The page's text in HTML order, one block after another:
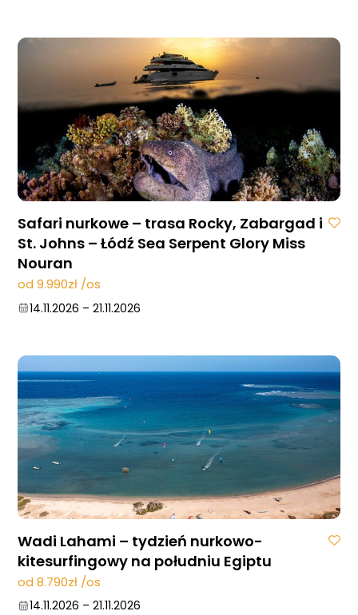
Safari nurkowe – trasa Rocky, Zabargad i
St. Johns – Łódź Sea Serpent Glory Miss
Nouran
od 9.990zł /os
14.11.2026 – 21.11.2026
Wadi Lahami – tydzień nurkowo-
kitesurfingowy na południu Egiptu
od 8.790zł /os
14.11.2026 – 21.11.2026